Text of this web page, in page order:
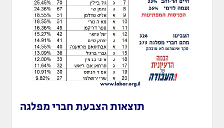
תוצאות הצבעת חברי מפלגה